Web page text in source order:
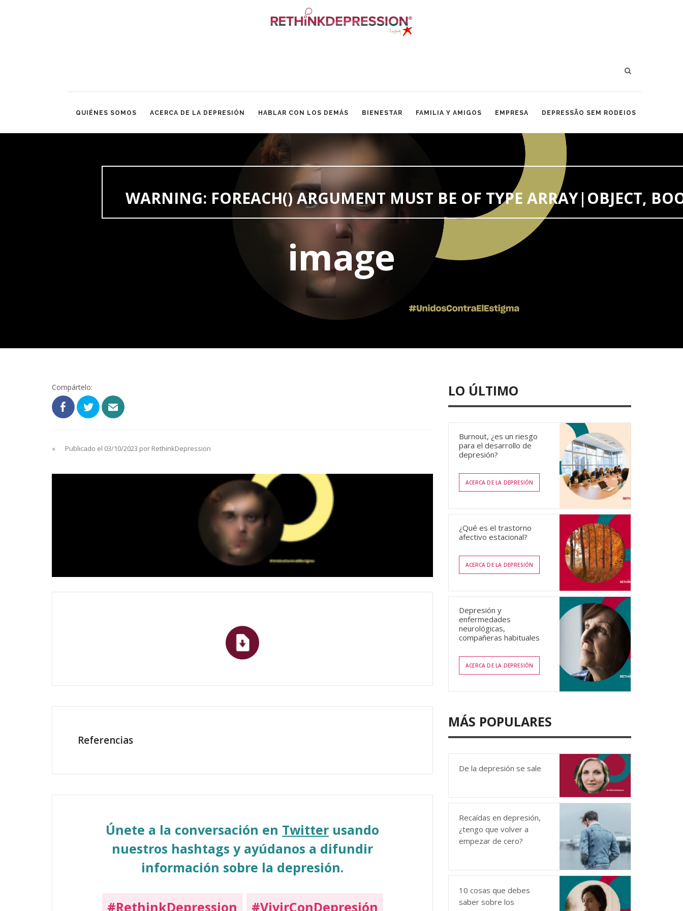
QUIÉNES SOMOS ACERCA DE LA DEPRESIÓN HABLAR CON LOS DEMÁS BIENESTAR FAMILIA Y AMIGOS EMPRESA DEPRESSÃO SEM RODEIOS
WARNING: FOREACH() ARGUMENT MUST BE OF TYPE ARRAY|OBJECT,
image
Compártelo:
« Publicado el 03/10/2023 por RethinkDepression
Referencias
Únete a la conversación en Twitter usando
nuestros hashtags y ayúdanos a difundir
información sobre la depresión.
#RethinkDepression #VivirConDepresión
LO ÚLTIMO
Burnout, ¿es un riesgo
para el desarrollo de
depresión?
ACERCA DE LA DEPRESIÓN
¿Qué es el trastorno
afectivo estacional?
ACERCA DE LA DEPRESIÓN
Depresión y
enfermedades
neurológicas,
compañeras habituales
ACERCA DE LA DEPRESIÓN
MÁS POPULARES
De la depresión se sale
Recaídas en depresión,
¿tengo que volver a
empezar de cero?
10 cosas que debes
saber sobre los